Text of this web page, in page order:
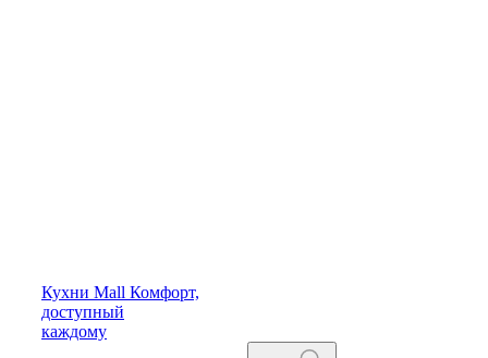
Кухни Mall Комфорт,
доступный
каждому